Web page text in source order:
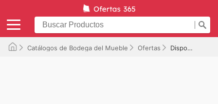
Catálogos de Bodega del Mueble Ofertas Disponible hasta el 15/10/2025